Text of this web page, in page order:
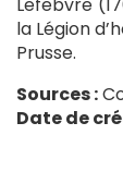
la Légion
Prusse.
Sources :
Date de